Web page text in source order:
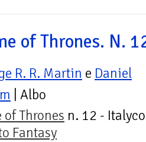
of Thrones. N.
R. R. Martin e Daniel
| Albo
of Thrones n. 12 -
Fantasy